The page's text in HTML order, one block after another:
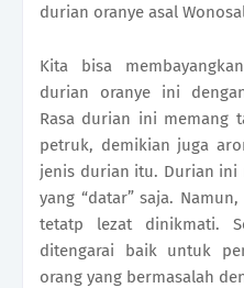
durian oranye asal
Kita bisa
durian oranye ini
Rasa durian ini memang
petruk, demikian juga
jenis durian itu. Durian ini
yang “datar” saja.
tetatp lezat dinikmati.
ditengarai baik untuk
orang yang bermasalah